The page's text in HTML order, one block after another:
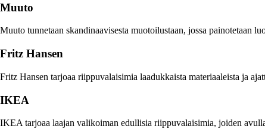
Muuto
Muuto tunnetaan skandinaavisesta muotoilustaan, jossa painotetaan
Fritz Hansen
Fritz Hansen tarjoaa riippuvalaisimia laadukkaista materiaaleista ja
IKEA
IKEA tarjoaa laajan valikoiman edullisia riippuvalaisimia, joiden